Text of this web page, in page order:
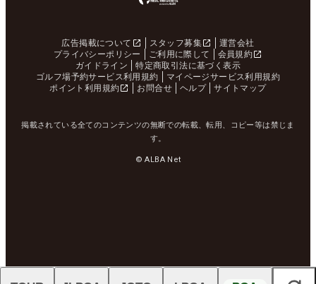
広告掲載について スタッフ募集
運営会社
プライバシーポリシー
ご利用に際して
会員規約
ガイドライン
特定商取引法に基づく表示
ゴルフ場予約サービス利用規約
マイページサービス利用規約
ポイント利用規約
お問合せ ヘルプ サイトマップ
掲載されている全てのコンテンツの無断での転載、転用、コピー等は禁じま
す。
© ALBA Net